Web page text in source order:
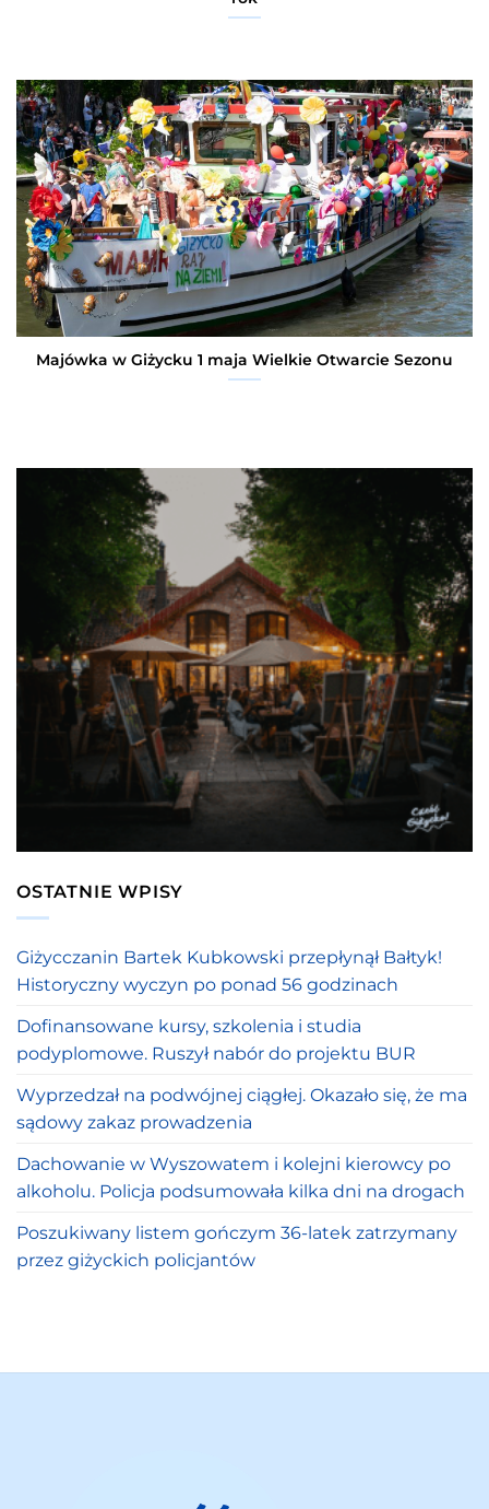
Majówka w Giżycku 1 maja Wielkie Otwarcie Sezonu
OSTATNIE WPISY
Giżycczanin Bartek Kubkowski przepłynął Bałtyk!
Historyczny wyczyn po ponad 56 godzinach
Dofinansowane kursy, szkolenia i studia
podyplomowe. Ruszył nabór do projektu BUR
Wyprzedzał na podwójnej ciągłej. Okazało się, że ma
sądowy zakaz prowadzenia
Dachowanie w Wyszowatem i kolejni kierowcy po
alkoholu. Policja podsumowała kilka dni na drogach
Poszukiwany listem gończym 36-latek zatrzymany
przez giżyckich policjantów